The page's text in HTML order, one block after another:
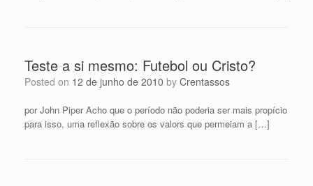
Teste a si mesmo: Futebol ou Cristo?
Posted on 12 de junho de 2010 by Crentassos
por John Piper Acho que o período não poderia ser mais propício
para isso, uma reflexão sobre os valors que permeiam a […]